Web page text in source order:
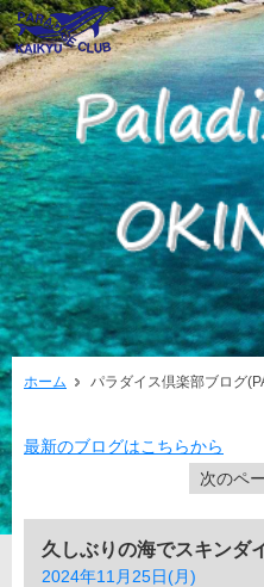
ホーム パラダイス倶楽部ブログ
最新のブログはこちらから
次のペ
久しぶりの海でスキンダ
2024年11月25日(月)